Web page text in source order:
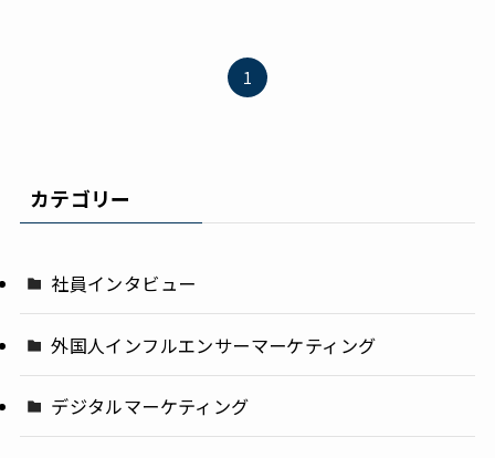
1
カテゴリー
社員インタビュー
外国人インフルエンサーマーケティング
デジタルマーケティング